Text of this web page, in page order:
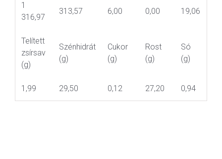
1
316,97
313,57 6,00 0,00 19,06
Telített
zsírsav
(g)
Szénhidrát
(g)
Cukor
(g)
Rost
(g)
Só
(g)
1,99 29,50 0,12 27,20 0,94